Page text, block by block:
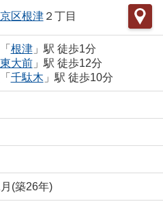
区根津２丁目
「 根津」駅 徒歩1分
東大前」駅 徒歩12分
「 千駄木 」駅 徒歩10分
(築26年)